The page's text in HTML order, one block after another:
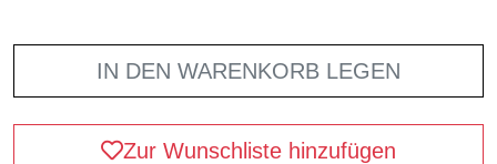
IN DEN WARENKORB LEGEN
Zur Wunschliste hinzufügen